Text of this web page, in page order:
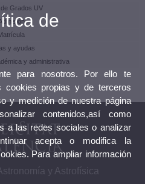
Grados UV
Admisión
y ayudas
y administrativa
y Astrofísica
de
para nosotros. Por ello te
cookies propias y de terceros
y medición de nuestra página
contenidos,así como
a las redes sociales o analizar
acepta o modifica la
Para ampliar información